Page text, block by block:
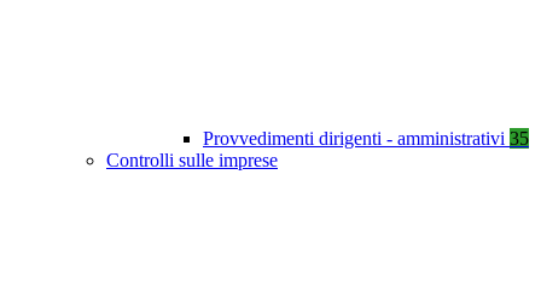
Provvedimenti dirigenti - amministrativi 35
Controlli sulle imprese